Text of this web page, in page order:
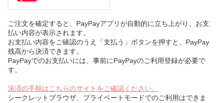
ご注文を確定すると、PayPayアプリが自動的に立ち上がり、お支
払い内容が表示されます。
お支払い内容をご確認のうえ「支払う」ボタンを押すと、PayPay
残高から決済できます。
PayPayでのお支払いには、事前にPayPayのご利用登録が必要で
す。
決済の手順はこちらのサイトをご確認ください。
シークレットブラウザ、プライベートモードでのご利用はできま